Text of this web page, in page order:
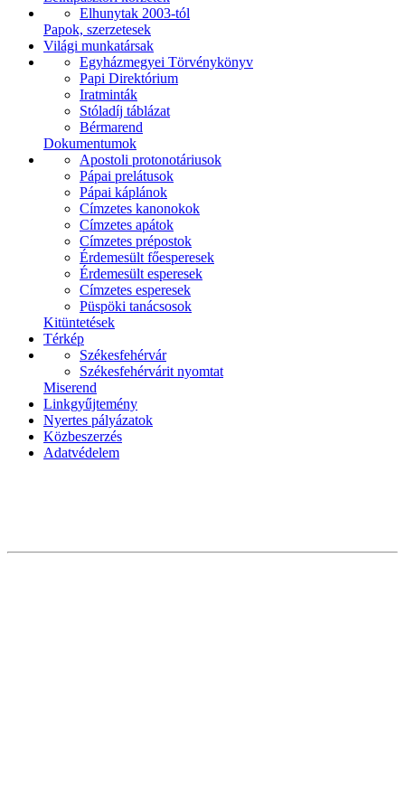
Elhunytak 2003-tól
Papok, szerzetesek
Világi munkatársak
Egyházmegyei Törvénykönyv
Papi Direktórium
Iratminták
Stóladíj táblázat
Bérmarend
Dokumentumok
Apostoli protonotáriusok
Pápai prelátusok
Pápai káplánok
Címzetes kanonokok
Címzetes apátok
Címzetes prépostok
Érdemesült főesperesek
Érdemesült esperesek
Címzetes esperesek
Püspöki tanácsosok
Kitüntetések
Térkép
Székesfehérvár
Székesfehérvárit nyomtat
Miserend
Linkgyűjtemény
Nyertes pályázatok
Közbeszerzés
Adatvédelem